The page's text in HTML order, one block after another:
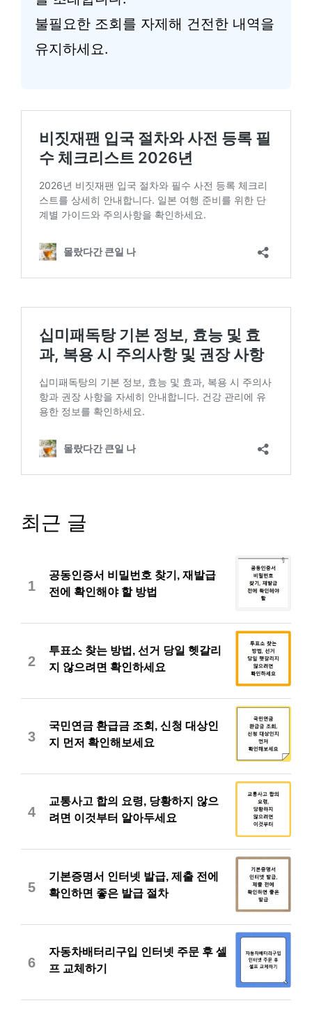
불필요한 조회를 자제해 건전한 내역을
유지하세요.
최근 글
1
공동인증서 비밀번호 찾기, 재발급
전에 확인해야 할 방법
2
투표소 찾는 방법, 선거 당일 헷갈리
지 않으려면 확인하세요
3
국민연금 환급금 조회, 신청 대상인
지 먼저 확인해보세요
4
교통사고 합의 요령, 당황하지 않으
려면 이것부터 알아두세요
5
기본증명서 인터넷 발급, 제출 전에
확인하면 좋은 발급 절차
6
자동차배터리구입 인터넷 주문 후 셀
프 교체하기